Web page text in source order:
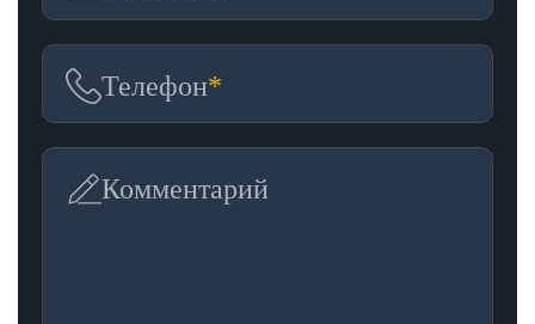
Телефон*
Комментарий